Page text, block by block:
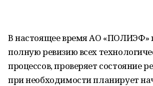
В настоящее время АО «ПОЛИЭФ»
полную ревизию всех
процессов, проверяет состояние
при необходимости планирует